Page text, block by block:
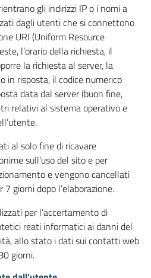
gli indirizzi IP o i nomi a
dagli utenti che si connettono
URI (Uniform Resource
l’orario della richiesta, il
la richiesta al server, la
in risposta, il codice numerico
data dal server (buon fine,
relativi al sistema operativo e
al solo fine di ricavare
sull’uso del sito e per
e vengono cancellati
giorni dopo l’elaborazione.
per l’accertamento di
reati informatici ai danni del
allo stato i dati sui contatti web
giorni.